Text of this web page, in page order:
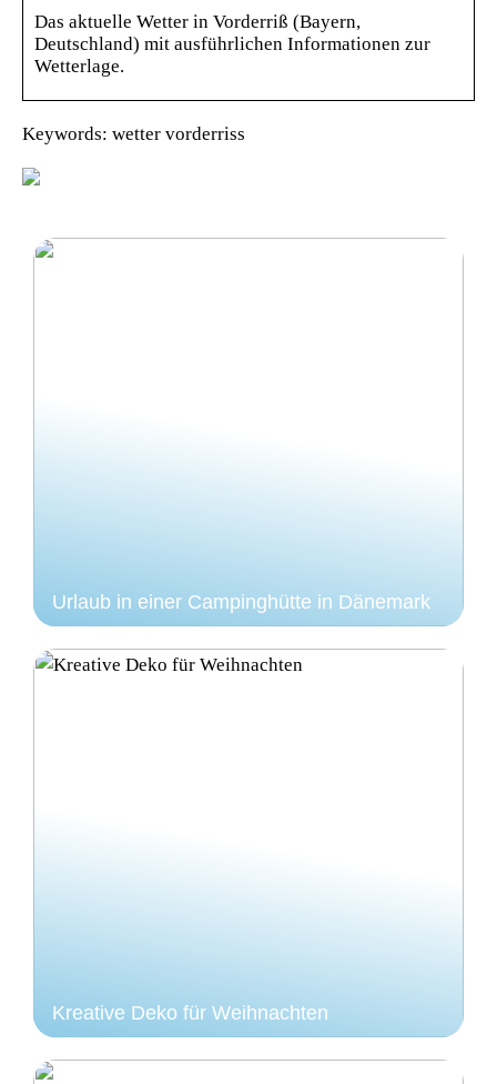
Das aktuelle Wetter in Vorderriß (Bayern,
Deutschland) mit ausführlichen Informationen zur
Wetterlage.
Keywords: wetter vorderriss
Urlaub in einer Campinghütte in Dänemark
Kreative Deko für Weihnachten